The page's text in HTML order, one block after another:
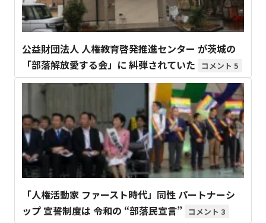
公益財団法人 人権教育啓発推進センター が茨城の
「部落解放愛する会」に 糾弾されていた
5
「人権活動家 ファースト時代」同性 パートナーシ
ップ 宣誓制度は 令和の “部落民宣言”
3